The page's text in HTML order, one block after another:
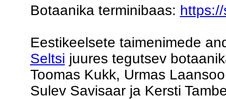
Botaanika terminibaas:
Eestikeelsete taimenimede
Seltsi juures tegutsev
Toomas Kukk, Urmas
Sulev Savisaar ja Kersti